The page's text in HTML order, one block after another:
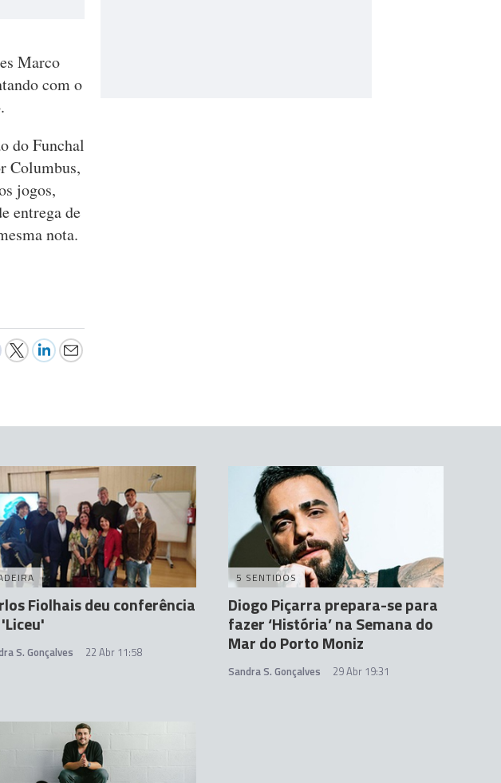
Marco
com o
do Funchal
Columbus,
jogos,
entrega de
nota.
Fiolhais deu conferência
S. Gonçalves 22 Abr 11:58
5 SENTIDOS
Diogo Piçarra prepara-se para
fazer ‘História’ na Semana do
Mar do Porto Moniz
Sandra S. Gonçalves 29 Abr 19:31